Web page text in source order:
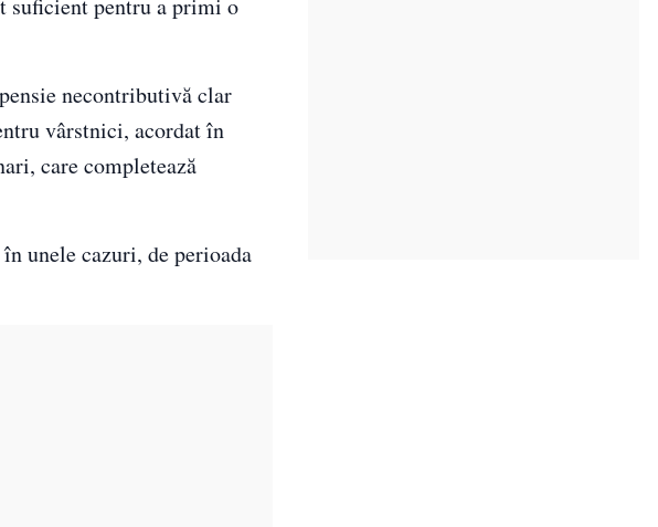
necontributivă clar
vârstnici, acordat în
care completează
unele cazuri, de perioada